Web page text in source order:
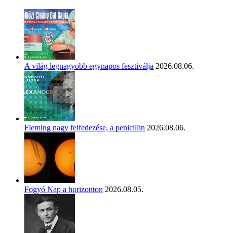
A világ legnagyobb egynapos fesztiválja 2026.08.06.
Fleming nagy felfedezése, a penicillin 2026.08.06.
Fogyó Nap a horizonton 2026.08.05.